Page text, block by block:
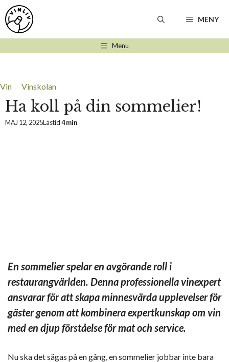
Hoppa
till
innehåll
MENY
Menu
Vin Vinskolan
Ha koll på din sommelier!
MAJ 12, 2025Lästid4 min
En sommelier spelar en avgörande roll i
restaurangvärlden. Denna professionella vinexpert
ansvarar för att skapa minnesvärda upplevelser för
gäster genom att kombinera expertkunskap om vin
med en djup förståelse för mat och service.
Nu ska det sägas på en gång, en sommelier jobbar inte bara